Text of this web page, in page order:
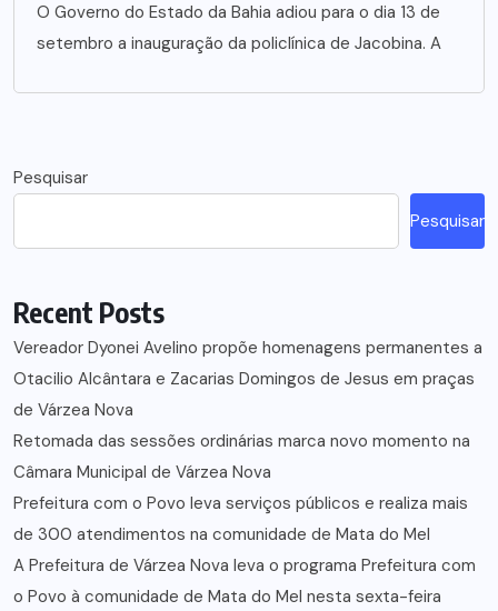
O Governo do Estado da Bahia adiou para o dia 13 de
setembro a inauguração da policlínica de Jacobina. A
Pesquisar
Pesquisar
Recent Posts
Vereador Dyonei Avelino propõe homenagens permanentes a
Otacilio Alcântara e Zacarias Domingos de Jesus em praças
de Várzea Nova
Retomada das sessões ordinárias marca novo momento na
Câmara Municipal de Várzea Nova
Prefeitura com o Povo leva serviços públicos e realiza mais
de 300 atendimentos na comunidade de Mata do Mel
A Prefeitura de Várzea Nova leva o programa Prefeitura com
o Povo à comunidade de Mata do Mel nesta sexta-feira